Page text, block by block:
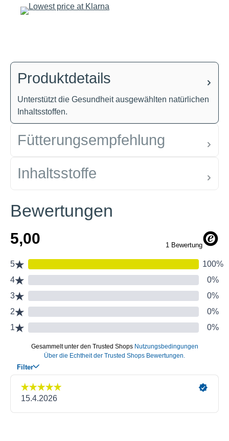
Produktdetails
Unterstützt die Gesundheit ausgewählten natürlichen
Inhaltsstoffen.
Fütterungsempfehlung
Inhaltsstoffe
Bewertungen